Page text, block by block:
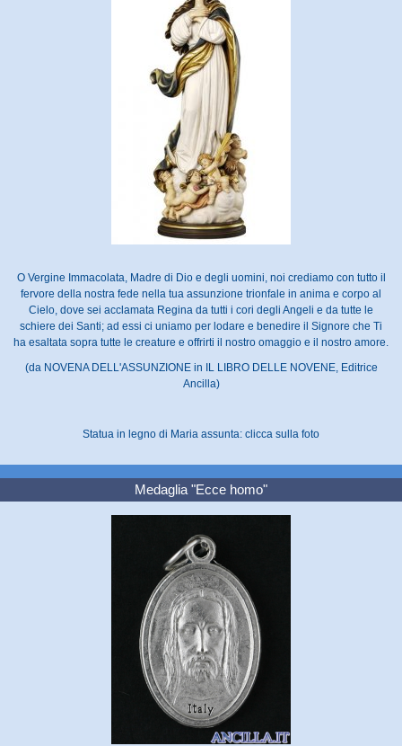
O Vergine Immacolata, Madre di Dio e degli uomini, noi crediamo con tutto il
fervore della nostra fede nella tua assunzione trionfale in anima e corpo al
Cielo, dove sei acclamata Regina da tutti i cori degli Angeli e da tutte le
schiere dei Santi; ad essi ci uniamo per lodare e benedire il Signore che Ti
ha esaltata sopra tutte le creature e offrirti il nostro omaggio e il nostro amore.
(da NOVENA DELL'ASSUNZIONE in IL LIBRO DELLE NOVENE, Editrice
Ancilla)
Statua in legno di Maria assunta: clicca sulla foto
Medaglia "Ecce homo"